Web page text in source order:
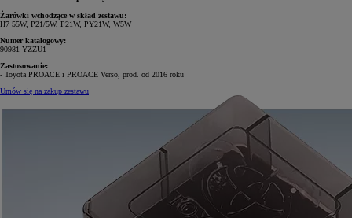
Żarówki wchodzące w skład zestawu:
H7 55W, P21/5W, P21W, PY21W, W5W
Numer katalogowy:
90981-YZZU1
Zastosowanie:
- Toyota PROACE i PROACE Verso, prod. od 2016 roku
Umów się na zakup zestawu